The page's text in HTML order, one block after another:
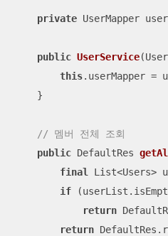
private UserMapper
public UserService
this.userMapper =
    }
// 멤버 전체 조회
public DefaultRes
final
List<Users>
if
return
return